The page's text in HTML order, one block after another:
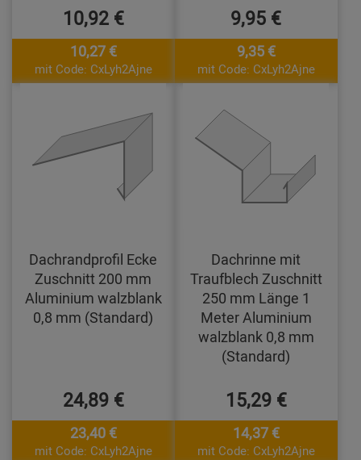
10,92 €
10,27 €
mit Code: CxLyh2Ajne
9,95 €
9,35 €
mit Code: CxLyh2Ajne
Dachrandprofil Ecke
Zuschnitt 200 mm
Aluminium walzblank
0,8 mm (Standard)
24,89 €
23,40 €
mit Code: CxLyh2Ajne
Dachrinne mit
Traufblech Zuschnitt
250 mm Länge 1
Meter Aluminium
walzblank 0,8 mm
(Standard)
15,29 €
14,37 €
mit Code: CxLyh2Ajne